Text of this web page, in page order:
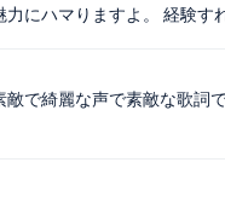
にハマりますよ。 経験す
で綺麗な声で素敵な歌詞